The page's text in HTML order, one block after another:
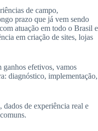
de campo,
prazo que já vem sendo
atuação em todo o Brasil e
em criação de sites, lojas
ganhos efetivos, vamos
diagnóstico, implementação,
dados de experiência real e